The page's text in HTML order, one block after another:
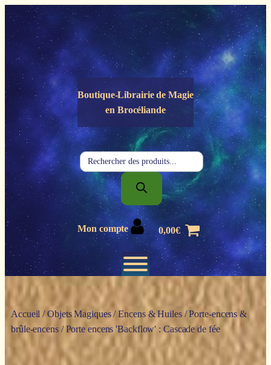
Panneau de gestion des cookies
Boutique-Librairie deMagie
en Brocéliande
Recherche
de
produits
Mon compte 0,00€
Accueil /Objets Magiques/Encens & Huiles/Porte-encens &
brûle-encens/ Porte encens 'Backflow' : Cascade de fée